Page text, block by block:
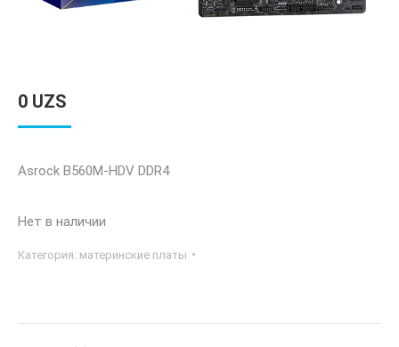
0 UZS
Asrock B560M-HDV DDR4
Нет в наличии
Категория: материнские платы